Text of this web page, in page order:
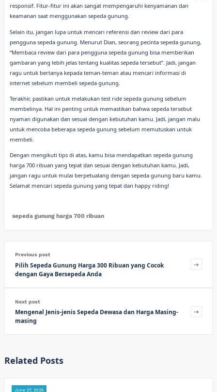
responsif. Fitur-fitur ini akan sangat mempengaruhi kenyamanan dan
keamanan saat menggunakan sepeda gunung.
Selain itu, jangan lupa untuk mencari referensi dan review dari para
pengguna sepeda gunung. Menurut Dian, seorang pecinta sepeda gunung,
“Membaca review dari para pengguna sepeda gunung bisa memberikan
gambaran yang lebih jelas tentang kualitas sepeda tersebut”. Jadi, jangan
ragu untuk bertanya kepada teman-teman atau mencari informasi di
internet sebelum membeli sepeda gunung.
Terakhir, pastikan untuk melakukan test ride sepeda gunung sebelum
membelinya. Hal ini penting untuk memastikan bahwa sepeda tersebut
nyaman digunakan dan sesuai dengan kebutuhan kamu. Jadi, jangan malu
untuk mencoba beberapa sepeda gunung sebelum memutuskan untuk
membeli.
Dengan mengikuti tips di atas, kamu bisa mendapatkan sepeda gunung
harga 700 ribuan yang tepat dan sesuai dengan kebutuhan kamu. Jadi,
jangan ragu untuk mulai berpetualang dengan sepeda gunung baru kamu.
Selamat mencari sepeda gunung yang tepat dan happy riding!
sepeda gunung harga 700 ribuan
Previous post
Pilih Sepeda Gunung Harga 300 Ribuan yang Cocok
dengan Gaya Bersepeda Anda
Next post
Mengenal Jenis-jenis Sepeda Dewasa dan Harga Masing-
masing
Related Posts
June 27, 2025